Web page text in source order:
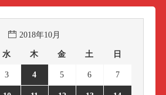
2018年10月
水 木 金 土 日
3 4 5 6 7